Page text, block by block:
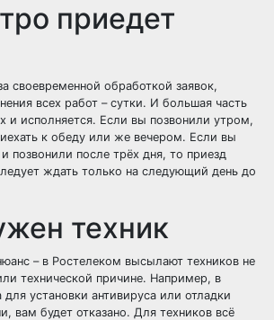
приедет
своевременной обработкой заявок,
всех работ – сутки. И большая часть
и исполняется. Если вы позвонили утром,
к обеду или же вечером. Если вы
позвонили после трёх дня, то приезд
ждать только на следующий день до
техник
– в Ростелеком высылают техников не
технической причине. Например, в
для установки антивируса или отладки
вам будет отказано. Для техников всё